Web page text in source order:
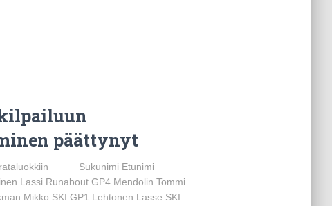
päättynyt
rataluokkiin Sukunimi Etunimi
Lassi Runabout GP4 Mendolin Tommi
Mikko SKI GP1 Lehtonen Lasse SKI